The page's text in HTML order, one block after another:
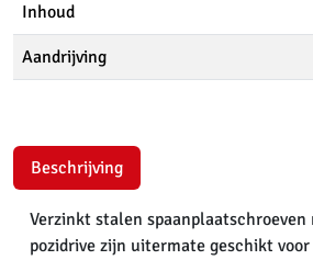
Inhoud
Aandrijving
Beschrijving
Verzinkt stalen
pozidrive zijn uitermate geschikt